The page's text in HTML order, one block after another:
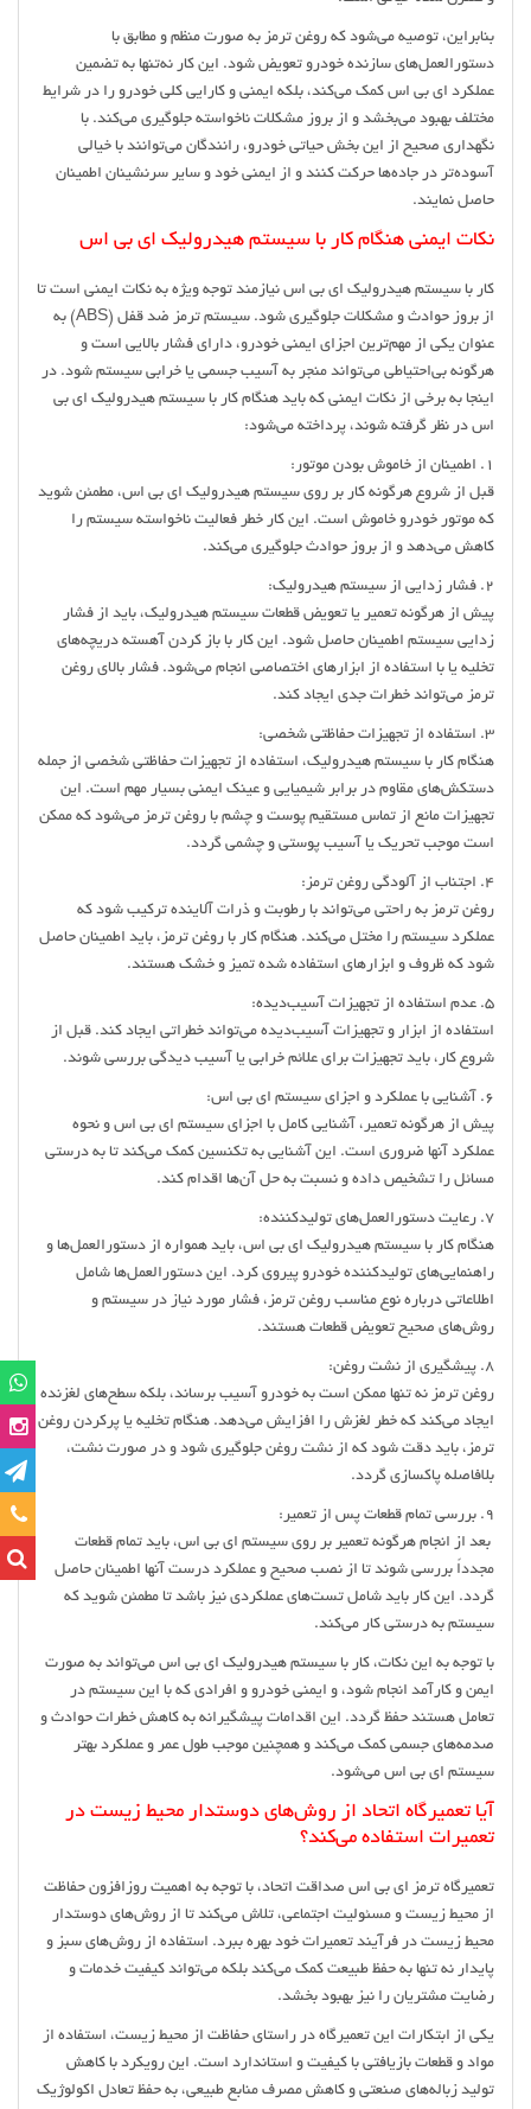
بنابراین، توصیه می‌شود که روغن ترمز به صورت منظم و مطابق با
دستورالعمل‌های سازنده خودرو تعویض شود. این کار نه‌تنها به تضمین
عملکرد ای بی اس کمک می‌کند، بلکه ایمنی و کارایی کلی خودرو را در شرایط
مختلف بهبود می‌بخشد و از بروز مشکلات ناخواسته جلوگیری می‌کند. با
نگهداری صحیح از این بخش حیاتی خودرو، رانندگان می‌توانند با خیالی
آسوده‌تر در جاده‌ها حرکت کنند و از ایمنی خود و سایر سرنشینان اطمینان
حاصل نمایند.
نکات ایمنی هنگام کار با سیستم هیدرولیک ای بی اس
کار با سیستم هیدرولیک ای بی اس نیازمند توجه ویژه به نکات ایمنی است تا
از بروز حوادث و مشکلات جلوگیری شود. سیستم ترمز ضد قفل (ABS) به
عنوان یکی از مهم‌ترین اجزای ایمنی خودرو، دارای فشار بالایی است و
هرگونه بی‌احتیاطی می‌تواند منجر به آسیب جسمی یا خرابی سیستم شود. در
اینجا به برخی از نکات ایمنی که باید هنگام کار با سیستم هیدرولیک ای بی
اس در نظر گرفته شوند، پرداخته می‌شود:
1. اطمینان از خاموش بودن موتور:
قبل از شروع هرگونه کار بر روی سیستم هیدرولیک ای بی اس، مطمئن شوید
که موتور خودرو خاموش است. این کار خطر فعالیت ناخواسته سیستم را
کاهش می‌دهد و از بروز حوادث جلوگیری می‌کند.
2. فشار زدایی از سیستم هیدرولیک:
پیش از هرگونه تعمیر یا تعویض قطعات سیستم هیدرولیک، باید از فشار
زدایی سیستم اطمینان حاصل شود. این کار با باز کردن آهسته دریچه‌های
تخلیه یا با استفاده از ابزارهای اختصاصی انجام می‌شود. فشار بالای روغن
ترمز می‌تواند خطرات جدی ایجاد کند.
3. استفاده از تجهیزات حفاظتی شخصی:
هنگام کار با سیستم هیدرولیک، استفاده از تجهیزات حفاظتی شخصی از جمله
دستکش‌های مقاوم در برابر شیمیایی و عینک ایمنی بسیار مهم است. این
تجهیزات مانع از تماس مستقیم پوست و چشم با روغن ترمز می‌شود که ممکن
است موجب تحریک یا آسیب پوستی و چشمی گردد.
4. اجتناب از آلودگی روغن ترمز:
روغن ترمز به راحتی می‌تواند با رطوبت و ذرات آلاینده ترکیب شود که
عملکرد سیستم را مختل می‌کند. هنگام کار با روغن ترمز، باید اطمینان حاصل
شود که ظروف و ابزارهای استفاده شده تمیز و خشک هستند.
5. عدم استفاده از تجهیزات آسیب‌دیده:
استفاده از ابزار و تجهیزات آسیب‌دیده می‌تواند خطراتی ایجاد کند. قبل از
شروع کار، باید تجهیزات برای علائم خرابی یا آسیب دیدگی بررسی شوند.
6. آشنایی با عملکرد و اجزای سیستم ای بی اس:
پیش از هرگونه تعمیر، آشنایی کامل با اجزای سیستم ای بی اس و نحوه
عملکرد آنها ضروری است. این آشنایی به تکنسین کمک می‌کند تا به درستی
مسائل را تشخیص داده و نسبت به حل آن‌ها اقدام کند.
7. رعایت دستورالعمل‌های تولیدکننده:
هنگام کار با سیستم هیدرولیک ای بی اس، باید همواره از دستورالعمل‌ها و
راهنمایی‌های تولیدکننده خودرو پیروی کرد. این دستورالعمل‌ها شامل
اطلاعاتی درباره نوع مناسب روغن ترمز، فشار مورد نیاز در سیستم و
روش‌های صحیح تعویض قطعات هستند.
8. پیشگیری از نشت روغن:
روغن ترمز نه تنها ممکن است به خودرو آسیب برساند، بلکه سطح‌های لغزنده
ایجاد می‌کند که خطر لغزش را افزایش می‌دهد. هنگام تخلیه یا پرکردن روغن
ترمز، باید دقت شود که از نشت روغن جلوگیری شود و در صورت نشت،
بلافاصله پاکسازی گردد.
9. بررسی تمام قطعات پس از تعمیر:
بعد از انجام هرگونه تعمیر بر روی سیستم ای بی اس، باید تمام قطعات
مجدداً بررسی شوند تا از نصب صحیح و عملکرد درست آنها اطمینان حاصل
گردد. این کار باید شامل تست‌های عملکردی نیز باشد تا مطمئن شوید که
سیستم به درستی کار می‌کند.
با توجه به این نکات، کار با سیستم هیدرولیک ای بی اس می‌تواند به صورت
ایمن و کارآمد انجام شود، و ایمنی خودرو و افرادی که با این سیستم در
تعامل هستند حفظ گردد. این اقدامات پیشگیرانه به کاهش خطرات حوادث و
صدمه‌های جسمی کمک می‌کند و همچنین موجب طول عمر و عملکرد بهتر
سیستم ای بی اس می‌شود.
آیا تعمیرگاه اتحاد از روش‌های دوستدار محیط زیست در
تعمیرات استفاده می‌کند؟
تعمیرگاه ترمز ای بی اس صداقت اتحاد، با توجه به اهمیت روزافزون حفاظت
از محیط زیست و مسئولیت اجتماعی، تلاش می‌کند تا از روش‌های دوستدار
محیط زیست در فرآیند تعمیرات خود بهره ببرد. استفاده از روش‌های سبز و
پایدار نه تنها به حفظ طبیعت کمک می‌کند بلکه می‌تواند کیفیت خدمات و
رضایت مشتریان را نیز بهبود بخشد.
یکی از ابتکارات این تعمیرگاه در راستای حفاظت از محیط زیست، استفاده از
مواد و قطعات بازیافتی با کیفیت و استاندارد است. این رویکرد با کاهش
تولید زباله‌های صنعتی و کاهش مصرف منابع طبیعی، به حفظ تعادل اکولوژیک